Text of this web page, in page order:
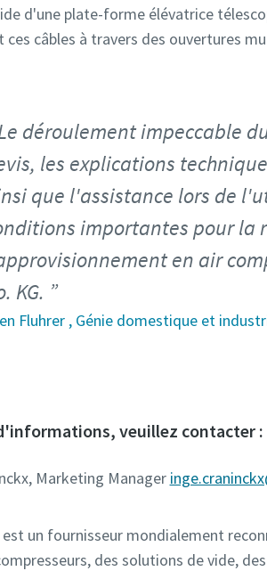
d'une plate-forme élévatrice
ces câbles à travers des ouvertures
déroulement impeccable
les explications
que l'assistance lors de
importantes pour la
en air
KG.
Fluhrer , Génie domestique et
veuillez contacter :
Marketing Manager
est un fournisseur mondialement
des solutions de vide,